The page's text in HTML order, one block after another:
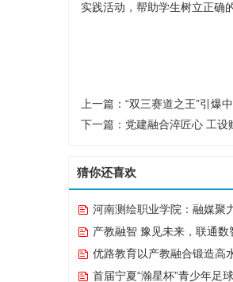
实践活动，帮助学生树立正确
上一篇： “双三赛道之王”引爆
下一篇： 党建融合淬匠心 工
猜你还喜欢
河南测绘职业学院：融媒聚
产教融智 豫见未来，联通数智助力河南省教育厅
优路教育以产教融合锻造高水平
首届宁夏“瀚星杯”青少年足